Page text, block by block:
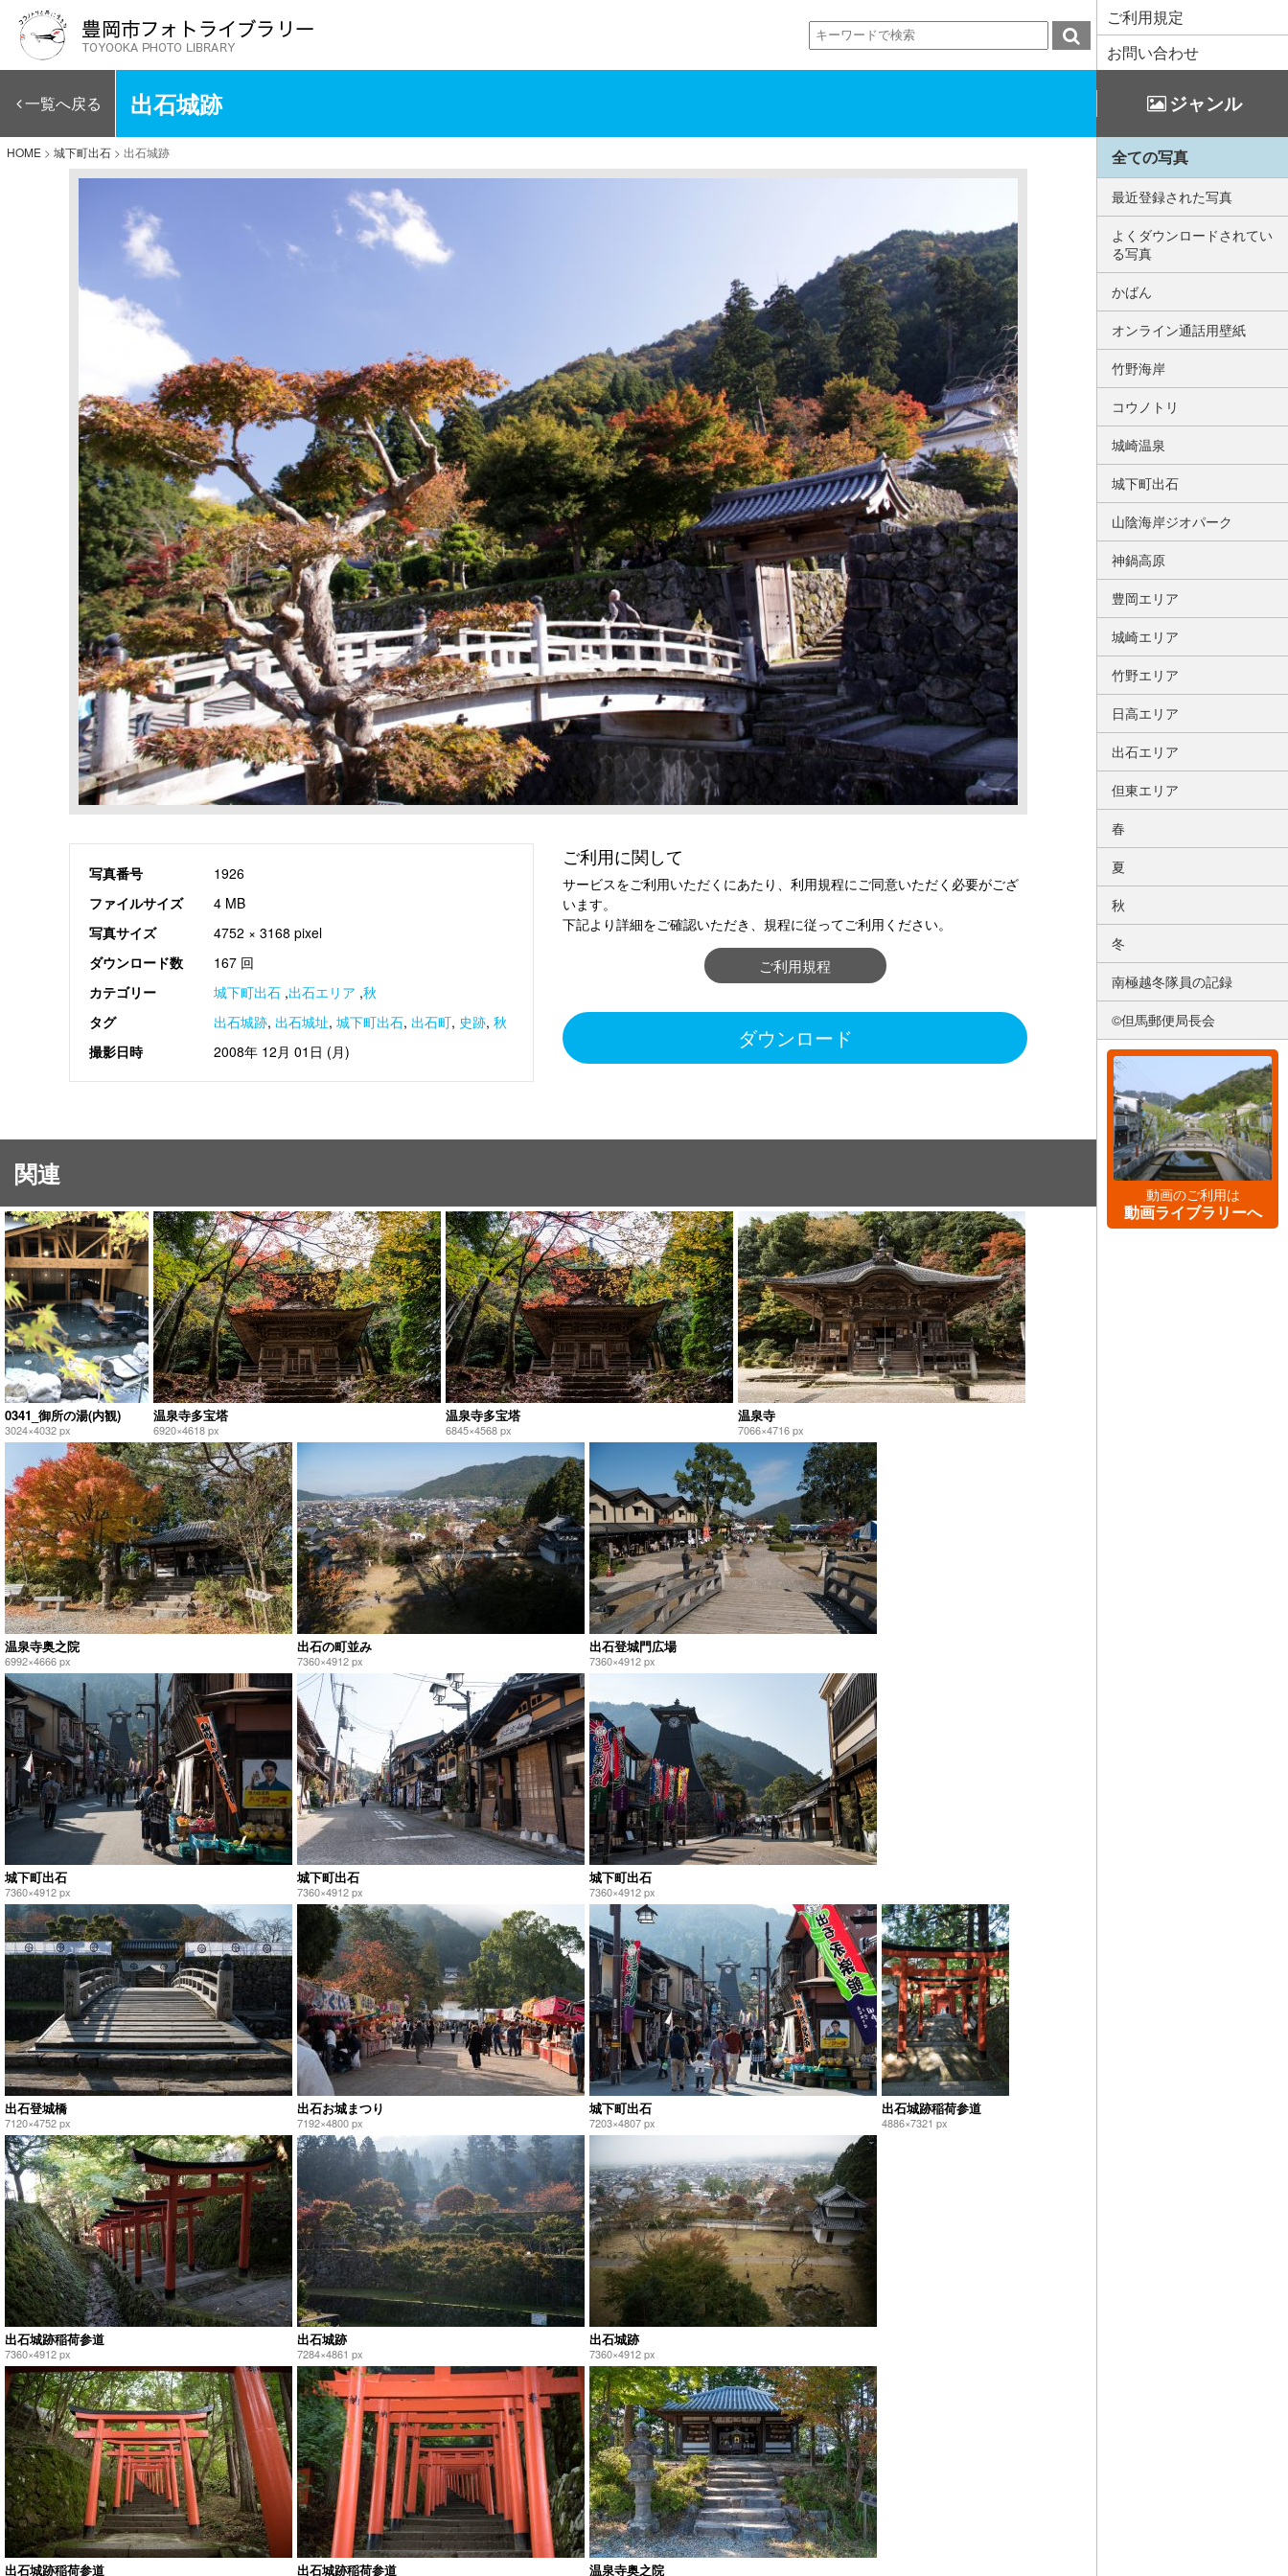
ご利用規定
お問い合わせ
一覧へ戻る 出石城跡 ジャンル
HOME > 城下町出石 > 出石城跡
写真番号
1926
ファイルサイズ
4 MB
写真サイズ
4752 × 3168 pixel
ダウンロード数
167 回
カテゴリー
城下町出石 ,出石エリア ,秋
タグ
出石城跡, 出石城址, 城下町出石, 出石町, 史跡, 秋
撮影日時
2008年 12月 01日 (月)
ご利用に関して
サービスをご利用いただくにあたり、利用規程にご同意いただく必要がござ
います。
下記より詳細をご確認いただき、規程に従ってご利用ください。
ご利用規程
ダウンロード
関連
0341_御所の湯(内観)
3024×4032 px
温泉寺多宝塔
6920×4618 px
温泉寺多宝塔
6845×4568 px
温泉寺
7066×4716 px
温泉寺奥之院
6992×4666 px
出石の町並み
7360×4912 px
出石登城門広場
7360×4912 px
城下町出石
7360×4912 px
城下町出石
7360×4912 px
城下町出石
7360×4912 px
出石登城橋
7120×4752 px
出石お城まつり
7192×4800 px
城下町出石
7203×4807 px
出石城跡稲荷参道
4886×7321 px
出石城跡稲荷参道
7360×4912 px
出石城跡
7284×4861 px
出石城跡
7360×4912 px
出石城跡稲荷参道 出石城跡稲荷参道 温泉寺奥之院
全ての写真
最近登録された写真
よくダウンロードされてい
る写真
かばん
オンライン通話用壁紙
竹野海岸
コウノトリ
城崎温泉
城下町出石
山陰海岸ジオパーク
神鍋高原
豊岡エリア
城崎エリア
竹野エリア
日高エリア
出石エリア
但東エリア
春
夏
秋
冬
南極越冬隊員の記録
©但馬郵便局長会
動画のご利用は
動画ライブラリーへ